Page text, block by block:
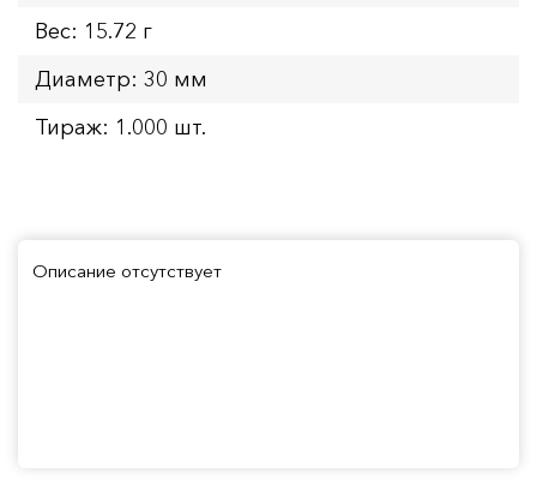
Вес: 15.72 г
Диаметр: 30 мм
Тираж: 1.000 шт.
Описание отсутствует